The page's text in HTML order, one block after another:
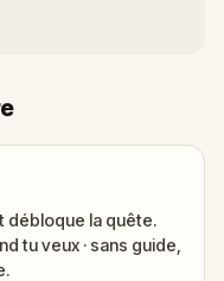
débloque la quête.
tu veux · sans guide,